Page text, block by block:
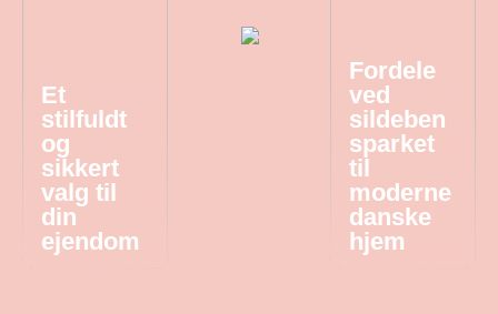
Et
stilfuldt
og
sikkert
valg til
din
ejendom
Fordele
ved
sildeben
sparket
til
moderne
danske
hjem